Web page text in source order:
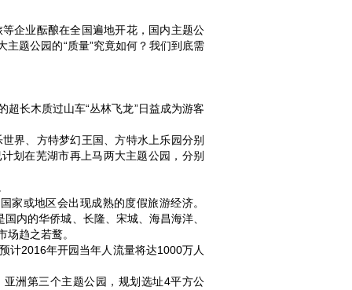
企业酝酿在全国遍地开花，国内主题公
主题公园的“质量”究竟如何？我们到底需
长木质过山车“丛林飞龙”日益成为游客
界、方特梦幻王国、方特水上乐园分别
划在芜湖市再上马两大主题公园，分别
家或地区会出现成熟的度假旅游经济。
内的华侨城、长隆、宋城、海昌海洋、
趋之若鹜。
计2016年开园当年人流量将达1000万人
洲第三个主题公园，规划选址4平方公